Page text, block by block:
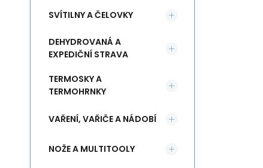
SVÍTILNY A ČELOVKY
DEHYDROVANÁ A
EXPEDIČNÍ STRAVA
TERMOSKY A
TERMOHRNKY
VAŘENÍ, VAŘIČE A NÁDOBÍ
NOŽE A MULTITOOLY